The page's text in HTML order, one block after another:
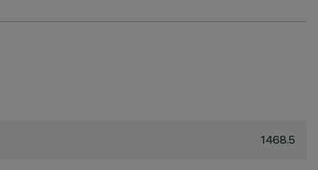
1468.5